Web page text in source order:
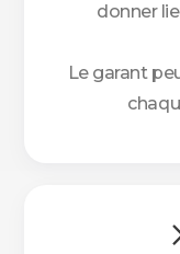
donner
Le garant